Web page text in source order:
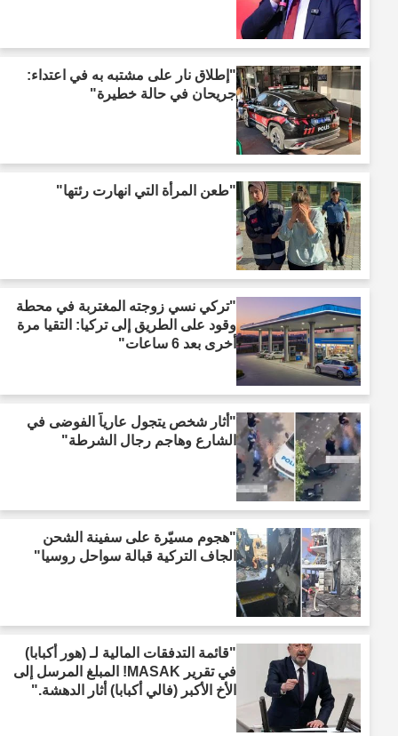
"إطلاق نار على مشتبه به في اعتداء:
جريحان في حالة خطيرة"
"طعن المرأة التي انهارت رئتها"
"تركي نسي زوجته المغتربة في محطة
وقود على الطريق إلى تركيا: التقيا مرة
أخرى بعد 6 ساعات"
"أثار شخص يتجول عارياً الفوضى في
الشارع وهاجم رجال الشرطة"
"هجوم مسيّرة على سفينة الشحن
الجاف التركية قبالة سواحل روسيا"
"قائمة التدفقات المالية لـ (هور أكبابا)
في تقرير MASAK! المبلغ المرسل إلى
الأخ الأكبر (فالي أكبابا) أثار الدهشة."